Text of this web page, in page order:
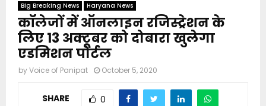
Big Breaking News Haryana News
कॉलेजों में ऑनलाइन रजिस्ट्रेशन के
लिए 13 अक्टूबर को दोबारा खुलेगा
एडमिशन पोर्टल
byVoice of Panipat October 5, 2020
SHARE 0